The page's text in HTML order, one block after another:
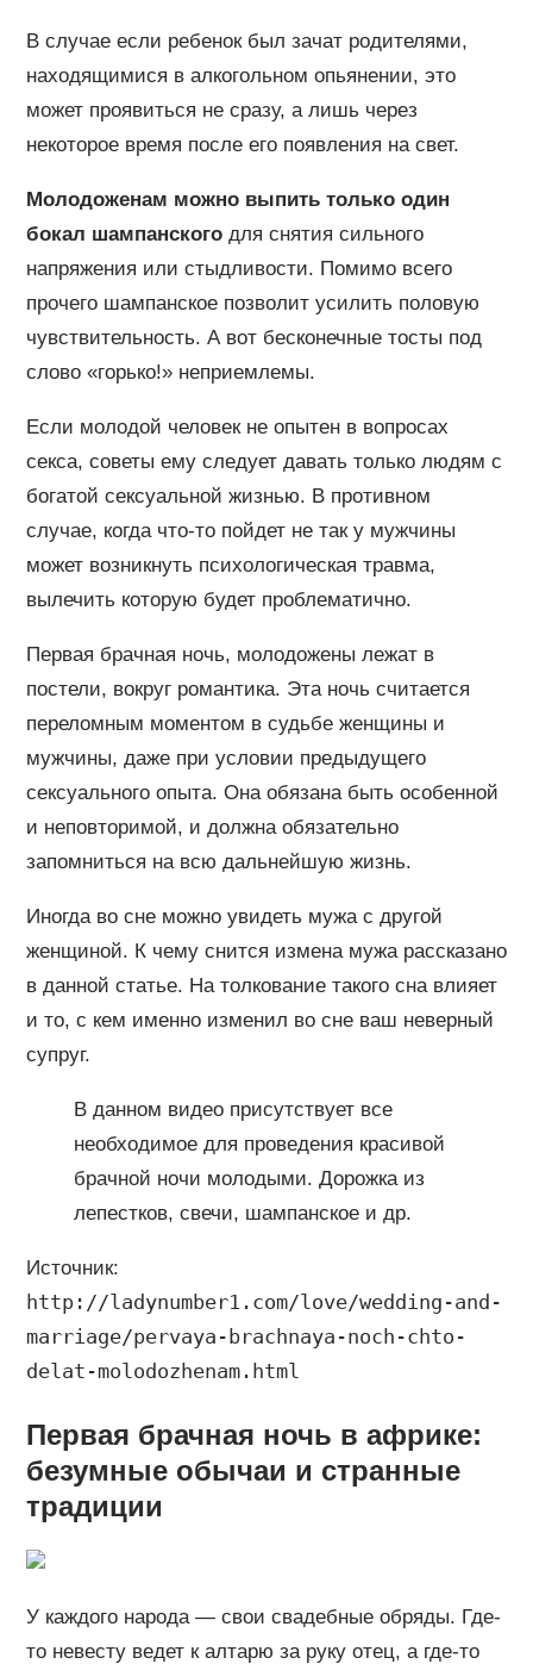
В случае если ребенок был зачат родителями,
находящимися в алкогольном опьянении, это
может проявиться не сразу, а лишь через
некоторое время после его появления на свет.
Молодоженам можно выпить только один
бокал шампанскогодля снятия сильного
напряжения или стыдливости. Помимо всего
прочего шампанское позволит усилить половую
чувствительность. А вот бесконечные тосты под
слово «горько!» неприемлемы.
Если молодой человек не опытен в вопросах
секса, советы ему следует давать только людям с
богатой сексуальной жизнью. В противном
случае, когда что-то пойдет не так у мужчины
может возникнуть психологическая травма,
вылечить которую будет проблематично.
Первая брачная ночь, молодожены лежат в
постели, вокруг романтика. Эта ночь считается
переломным моментом в судьбе женщины и
мужчины, даже при условии предыдущего
сексуального опыта. Она обязана быть особенной
и неповторимой, и должна обязательно
запомниться на всю дальнейшую жизнь.
Иногда во сне можно увидеть мужа с другой
женщиной. К чему снится измена мужа рассказано
в данной статье. На толкование такого сна влияет
и то, с кем именно изменил во сне ваш неверный
супруг.
В данном видео присутствует все
необходимое для проведения красивой
брачной ночи молодыми. Дорожка из
лепестков, свечи, шампанское и др.
Источник:
http://ladynumber1.com/love/wedding-and-
marriage/pervaya-brachnaya-noch-chto-
delat-molodozhenam.html
Первая брачная ночь в африке:
безумные обычаи и странные
традиции
У каждого народа — свои свадебные обряды. Где-
то невесту ведет к алтарю за руку отец, а где-то